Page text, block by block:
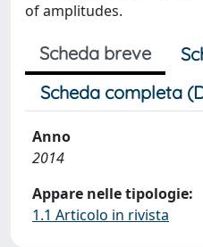
of amplitudes.
Scheda breve
Scheda completa
Anno
2014
Appare nelle tipologie:
1.1 Articolo in rivista